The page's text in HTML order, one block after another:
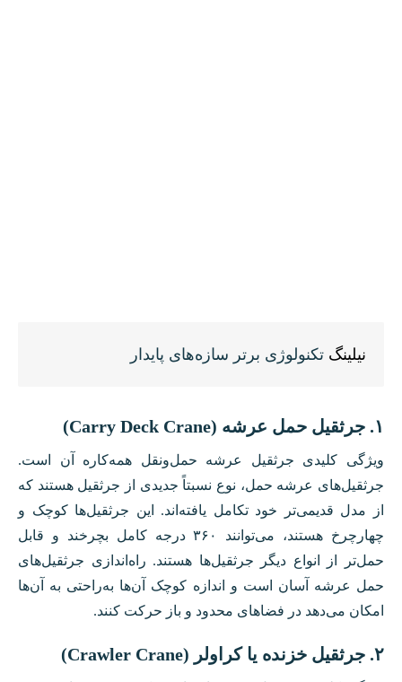
نیلینگ تکنولوژی برتر سازه‌های پایدار
۱. جرثقیل حمل عرشه (Carry Deck Crane)
ویژگی کلیدی جرثقیل عرشه حمل‌ونقل همه‌کاره آن است.
جرثقیل‌های عرشه حمل، نوع نسبتاً جدیدی از جرثقیل هستند که
از مدل قدیمی‌تر خود تکامل یافته‌اند. این جرثقیل‌ها کوچک و
چهارچرخ هستند، می‌توانند ۳۶۰ درجه کامل بچرخند و قابل
حمل‌تر از انواع دیگر جرثقیل‌ها هستند. راه‌اندازی جرثقیل‌های
حمل عرشه آسان است و اندازه کوچک آن‌ها به‌راحتی به آن‌ها
امکان می‌دهد در فضا‌های محدود و باز حرکت کنند.
۲. جرثقیل خزنده یا کراولر (Crawler Crane)